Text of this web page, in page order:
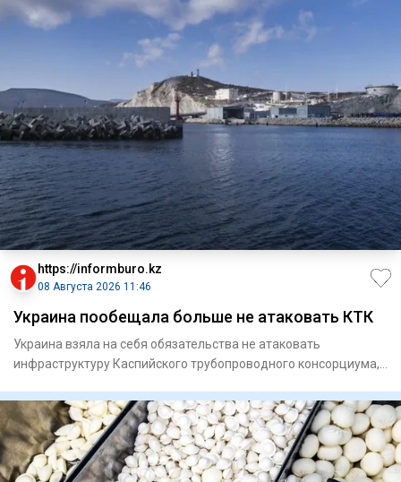
https://informburo.kz
08 Августа 2026 11:46
Украина пообещала больше не атаковать КТК
Украина взяла на себя обязательства не атаковать
инфраструктуру Каспийского трубопроводного консорциума,